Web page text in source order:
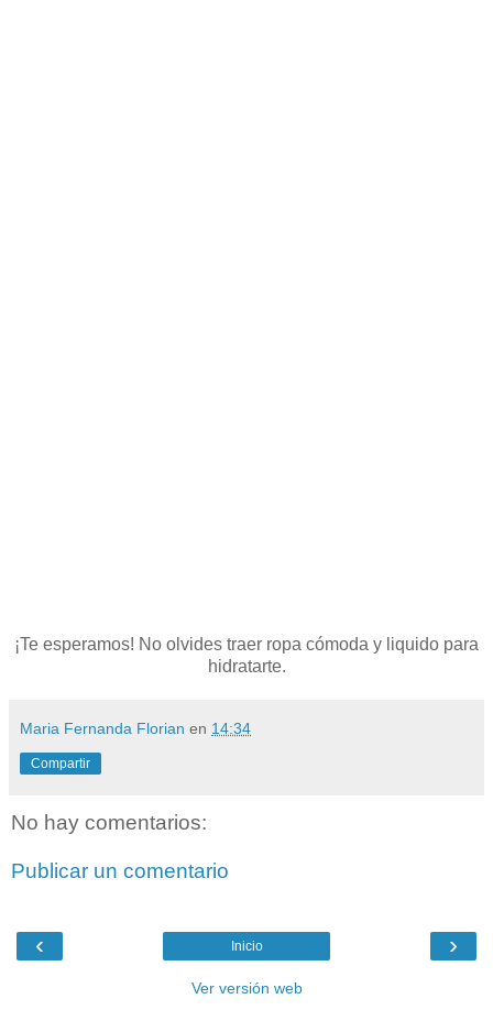
¡Te esperamos! No olvides traer ropa cómoda y liquido para
hidratarte.
Maria Fernanda Florian en 14:34
Compartir
No hay comentarios:
Publicar un comentario
‹ ›
Inicio
Ver versión web